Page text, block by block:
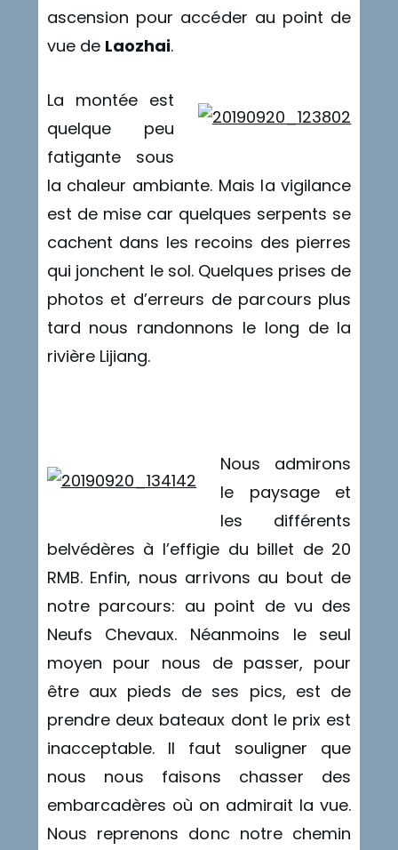
ascension pour accéder au point de
vue de Laozhai.
La montée est
quelque peu
fatigante sous
la chaleur ambiante. Mais la vigilance
est de mise car quelques serpents se
cachent dans les recoins des pierres
qui jonchent le sol. Quelques prises de
photos et d’erreurs de parcours plus
tard nous randonnons le long de la
rivière Lijiang.
Nous admirons
le paysage et
les différents
belvédères à l’effigie du billet de 20
RMB. Enfin, nous arrivons au bout de
notre parcours: au point de vu des
Neufs Chevaux. Néanmoins le seul
moyen pour nous de passer, pour
être aux pieds de ses pics, est de
prendre deux bateaux dont le prix est
inacceptable. Il faut souligner que
nous nous faisons chasser des
embarcadères où on admirait la vue.
Nous reprenons donc notre chemin